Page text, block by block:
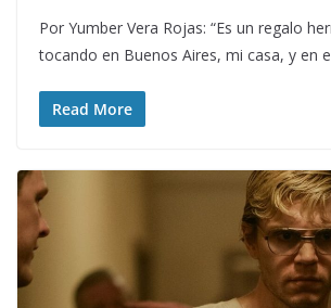
Por Yumber Vera Rojas: “Es un regalo
tocando en Buenos Aires, mi casa, y en
Read More